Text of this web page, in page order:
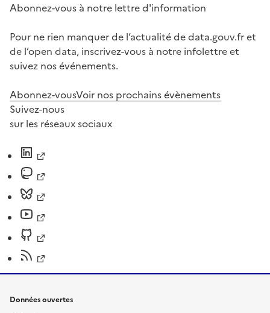
Abonnez-vous à notre lettre d'information
Pour ne rien manquer de l’actualité de data.gouv.fr et
de l’open data, inscrivez-vous à notre infolettre et
suivez nos événements.
Abonnez-vousVoir nos prochains évènements
Suivez-nous
sur les réseaux sociaux
Données ouvertes